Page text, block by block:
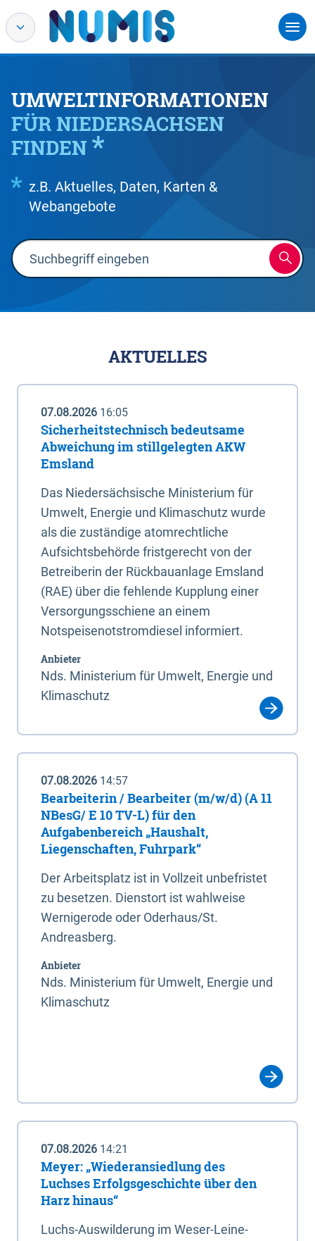
UMWELTINFORMATIONEN
FÜR NIEDERSACHSEN
FINDEN
z.B. Aktuelles, Daten, Karten &
Webangebote
AKTUELLES
07.08.2026 16:05
Sicherheitstechnisch bedeutsame
Abweichung im stillgelegten AKW
Emsland
Das Niedersächsische Ministerium für
Umwelt, Energie und Klimaschutz wurde
als die zuständige atomrechtliche
Aufsichtsbehörde fristgerecht von der
Betreiberin der Rückbauanlage Emsland
(RAE) über die fehlende Kupplung einer
Versorgungsschiene an einem
Notspeisenotstromdiesel informiert.
Anbieter
Nds. Ministerium für Umwelt, Energie und
Klimaschutz
07.08.2026 14:57
Bearbeiterin / Bearbeiter (m/w/d) (A 11
NBesG/ E 10 TV-L) für den
Aufgabenbereich „Haushalt,
Liegenschaften, Fuhrpark“
Der Arbeitsplatz ist in Vollzeit unbefristet
zu besetzen. Dienstort ist wahlweise
Wernigerode oder Oderhaus/St.
Andreasberg.
Anbieter
Nds. Ministerium für Umwelt, Energie und
Klimaschutz
07.08.2026 14:21
Meyer: „Wiederansiedlung des
Luchses Erfolgsgeschichte über den
Harz hinaus“
Luchs-Auswilderung im Weser-Leine-